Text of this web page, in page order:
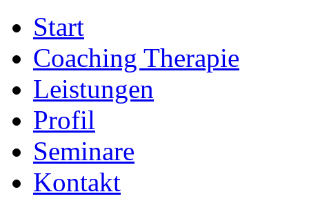
Start
Coaching Therapie
Leistungen
Profil
Seminare
Kontakt